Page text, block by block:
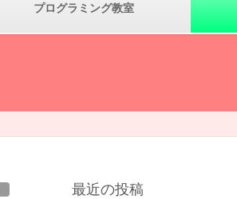
プログラミング教室
最近の投稿